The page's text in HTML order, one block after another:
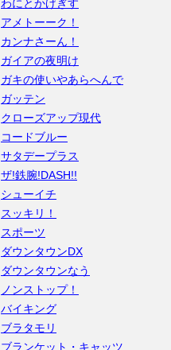
わにとかげぎす
アメトーーク！
カンナさーん！
ガイアの夜明け
ガキの使いやあらへんで
ガッテン
クローズアップ現代
コードブルー
サタデープラス
ザ!鉄腕!DASH!!
シューイチ
スッキリ！
スポーツ
ダウンタウンDX
ダウンタウンなう
ノンストップ！
バイキング
ブラタモリ
ブランケット・キャッツ